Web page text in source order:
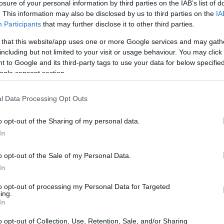
of your personal information by third parties on the IAB’s list of
This information may also be disclosed by us to third parties on the
Participants that may further disclose it to other third parties.
that this website/app uses one or more Google services and may
but not limited to your visit or usage behaviour. You may
to Google and its third-party tags to use your data for below
consent section.
Data Processing Opt Outs
opt-out of the Sharing of my personal data.
opt-out of the Sale of my Personal Data.
opt-out of processing my Personal Data for Targeted
opt-out of Collection, Use, Retention, Sale, and/or Sharing
ministro israelí, Benjamín Netanyahu, ha declarado
Israel, al avanzar en la producción de armas
el objetivo de Irán es desarrollar hasta 20,000
de Israel». Ante esta situación, Israel ha decidido
amenaza.
de Israel están actualmente ejecutando
de misiles en Irán. En un video difundido
de estas acciones, destacando que no
La amenaza de un ataque aéreo se ha
atacará todos los sitios relevantes del régimen